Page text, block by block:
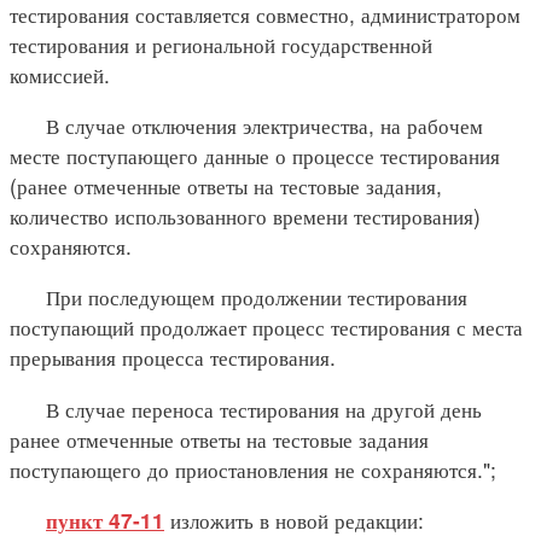
тестирования составляется совместно, администратором
тестирования и региональной государственной
комиссией.
В случае отключения электричества, на рабочем
месте поступающего данные о процессе тестирования
(ранее отмеченные ответы на тестовые задания,
количество использованного времени тестирования)
сохраняются.
При последующем продолжении тестирования
поступающий продолжает процесс тестирования с места
прерывания процесса тестирования.
В случае переноса тестирования на другой день
ранее отмеченные ответы на тестовые задания
поступающего до приостановления не сохраняются.";
пункт 47-11 изложить в новой редакции: